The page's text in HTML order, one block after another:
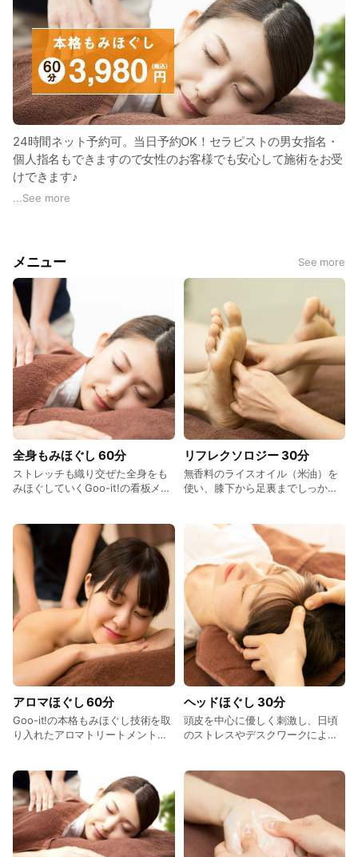
24時間ネット予約可。当日予約OK！セラピストの男女指名・
個人指名もできますので女性のお客様でも安心して施術をお受
けできます♪
し、セットメニュー、オプションメニューもラインナップ。
小岩でマッサージファンに大好評のグイットはJR小岩駅 南口
より徒歩2分です！
皆様のご来店をスタッフ一同心よりお持ちしております☆
...See more
メニュー See more
全身もみほぐし 60分
ストレッチも織り交ぜた全身をも
みほぐしていくGoo-it!の看板メニ
金：3,980円（税込）
リフレクソロジー 30分
無香料のライスオイル（米油）を
使い、膝下から足裏までしっかり
方にオススメです。 アロマを使っ
た40℃前後の足湯で足先の血流を
促してから施術に入ることで、よ
りむくみ解消などに繋がります。
アロマは毎月変わる4種類をご用
意。足湯に3～4滴垂らします。そ
の日の気分に合わせてお好きな香
りをお選びください。 料金：
2,990円（税込）
アロマほぐし 60分
Goo-it!の本格もみほぐし技術を取
り入れたアロマトリートメントで
ス。 こちらのメニューは女性セラ
ピストが担当いたしますので、女
性のお客様でも安心して施術をお
受けできます。もちろん男性のお
客様も大歓迎です。 料金：6,600
円（税込）
ヘッドほぐし 30分
頭皮を中心に優しく刺激し、日頃
のストレスやデスクワークによる
や、頭皮の状態でお悩みの方にオ
ススメです。 料金：3,480円（税
込）